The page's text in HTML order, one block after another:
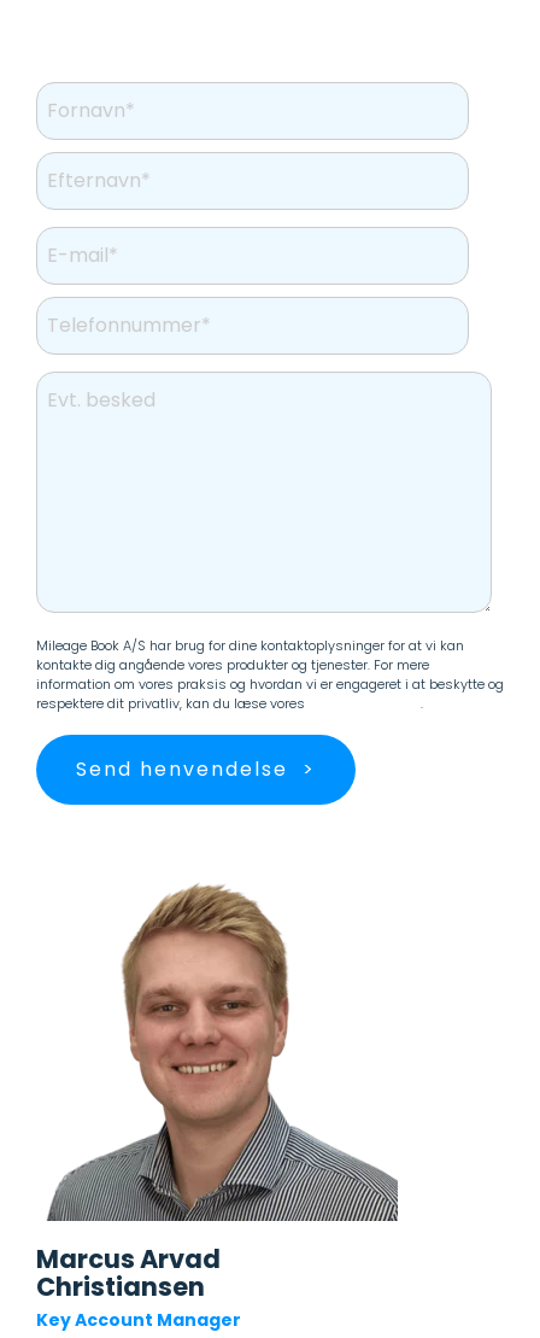
Mileage Book A/S har brug for dine kontaktoplysninger for at vi kan
kontakte dig angående vores produkter og tjenester. For mere
information om vores praksis og hvordan vi er engageret i at beskytte og
respektere dit privatliv, kan du læse vores
.
Marcus Arvad
Christiansen
Key Account Manager